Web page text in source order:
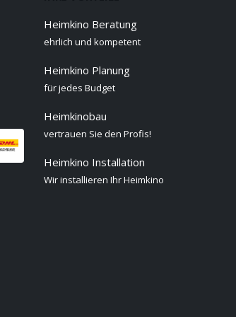
Heimkino Beratung
ehrlich und kompetent
Heimkino Planung
für jedes Budget
Heimkinobau
vertrauen Sie den Profis!
Heimkino Installation
Wir installieren Ihr Heimkino